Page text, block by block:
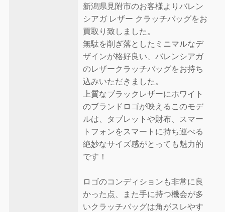
新潟県見附市のお客様よりバレン
シアガ レザー クラッチバッグをお
買取り致しました。
無駄を削ぎ落としたミニマルなデ
ザインが格好良い、バレンシアガ
のレザークラッチバッグをお持ち
込みいただきました。
上質なブラックレザーにホワイト
のブランドロゴが映えるこのモデ
ルは、タブレットや財布、スマー
トフォンをスマートに持ち運べる
絶妙なサイズ感がとっても魅力的
です！
ロゴのコンディションも非常に良
かった点、また手に持つ機会が多
いクラッチバッグは角がスレやす